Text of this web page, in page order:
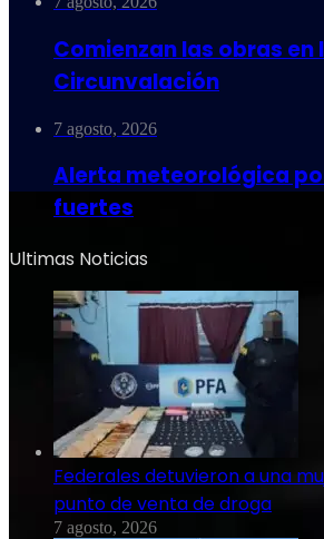
Comienzan las obras en
Circunvalación
7 agosto, 2026
Alerta meteorológica
fuertes
Ultimas Noticias
Federales detuvieron a una
punto de venta de droga
7 agosto, 2026